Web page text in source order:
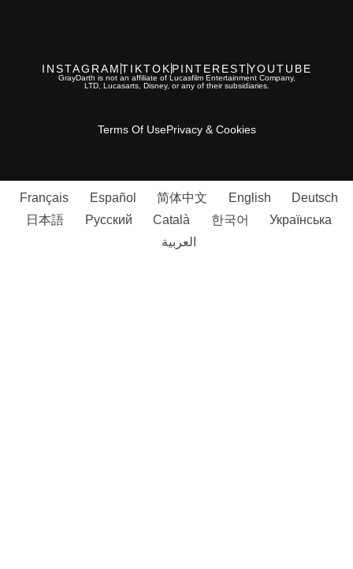
INSTAGRAM TIKTOK PINTERESTYOUTUBE
GrayDarth is not an affiliate of Lucasfilm Entertainment Company,
LTD, Lucasarts, Disney, or any of their subsidiaries.
Terms Of UsePrivacy & Cookies
Français Español 简体中文 English
Deutsch
日本語
Русский Català 한국어
Українська
العربية